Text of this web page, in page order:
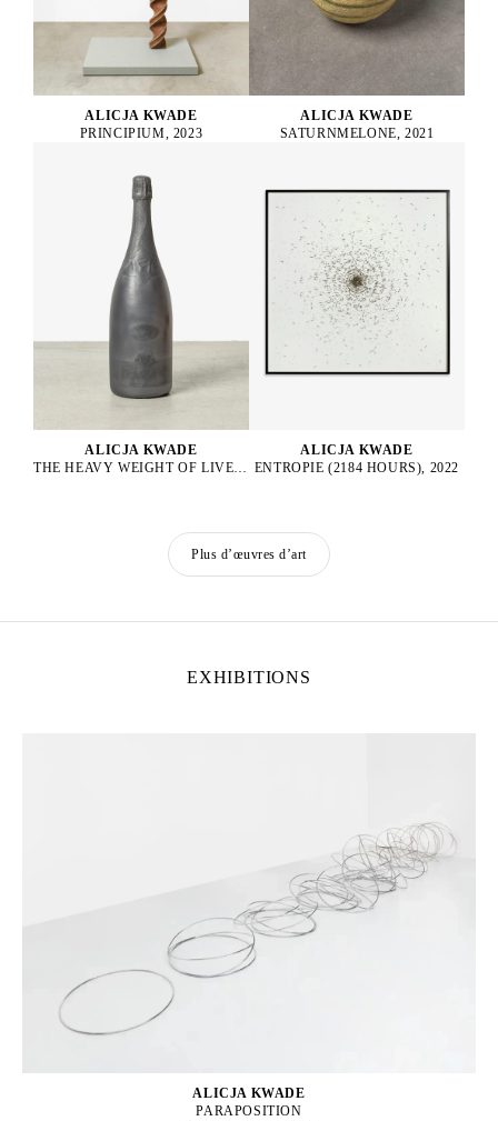
ALICJA KWADE
PRINCIPIUM, 2023
ALICJA KWADE
SATURNMELONE, 2021
ALICJA KWADE
THE HEAVY WEIGHT OF LIVELY LIGHT (POMMERY MAGNUM), 2021
ALICJA KWADE
ENTROPIE (2184 HOURS), 2022
Plus d’œuvres d’art
EXHIBITIONS
ALICJA KWADE
PARAPOSITION